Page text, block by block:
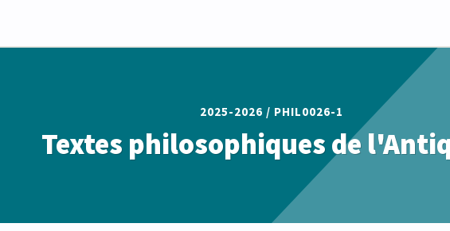
2025-2026 / PHIL0026-1
Textes philosophiques de